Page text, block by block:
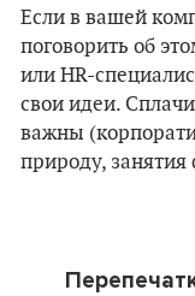
Если в вашей
поговорить об
или HR-
свои идеи.
важны
природу,